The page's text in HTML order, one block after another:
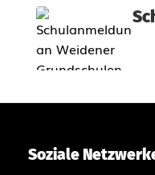
Soziale